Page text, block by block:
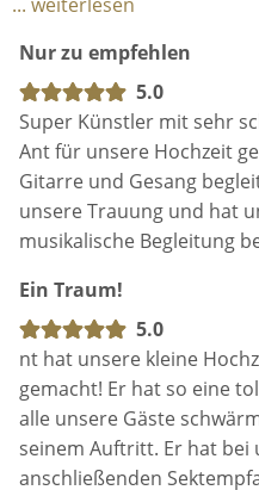
5.0
nt hat unsere kleine
gemacht! Er hat so eine
alle unsere Gäste
seinem Auftritt. Er hat bei
anschließenden
und wir würden ihn immer
... weiterlesen
Ein wundervoller Sänger!
5.0
Charline,
Ant hat auf unserer
den Sektempfang
Anfang an keine Sekunde
unsere Hochzeit durch